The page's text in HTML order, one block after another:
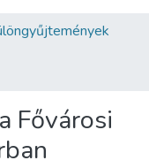
Fővárosi